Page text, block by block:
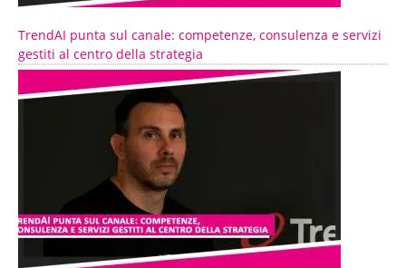
TrendAI punta sul canale: competenze, consulenza e servizi
gestiti al centro della strategia